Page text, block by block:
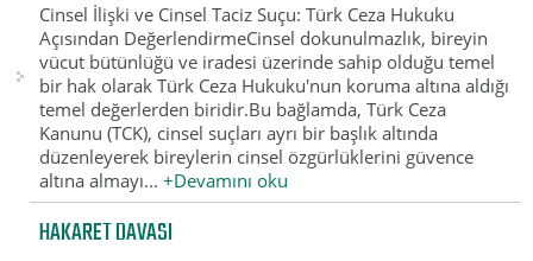
Cinsel İlişki ve Cinsel Taciz Suçu: Türk Ceza Hukuku
Açısından DeğerlendirmeCinsel dokunulmazlık, bireyin
vücut bütünlüğü ve iradesi üzerinde sahip olduğu temel
bir hak olarak Türk Ceza Hukuku'nun koruma altına aldığı
temel değerlerden biridir.Bu bağlamda, Türk Ceza
Kanunu (TCK), cinsel suçları ayrı bir başlık altında
düzenleyerek bireylerin cinsel özgürlüklerini güvence
altına almayı...+Devamını oku
HAKARET DAVASI